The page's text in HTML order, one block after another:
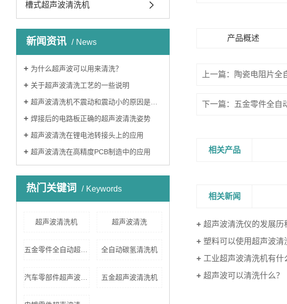
槽式超声波清洗机
新闻资讯 News
为什么超声波可以用来清洗？
关于超声波清洗工艺的一些说明
超声波清洗机不震动和震动小的原因是什么？
焊接后的电路板正确的超声波清洗姿势
超声波清洗在锂电池转接头上的应用
超声波清洗在高精度PCB制造中的应用
热门关键词 Keywords
超声波清洗机 超声波清洗
全自动碳氢清洗机
五金超声波清洗机
产品概述
上一篇：陶瓷电阻片
下一篇：五金零件全自
相关产品
相关新闻
超声波清洗仪的发展历
塑料可以使用超声波清
工业超声波清洗机有什
超声波可以清洗什么？